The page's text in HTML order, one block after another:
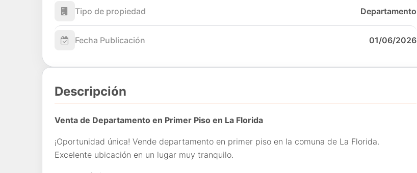
Tipo de propiedad Departamento
Fecha Publicación 01/06/2026
Descripción
Venta de Departamento en Primer Piso en La Florida
¡Oportunidad única! Vende departamento en primer piso en la comuna de La Florida.
Excelente ubicación en un lugar muy tranquilo.